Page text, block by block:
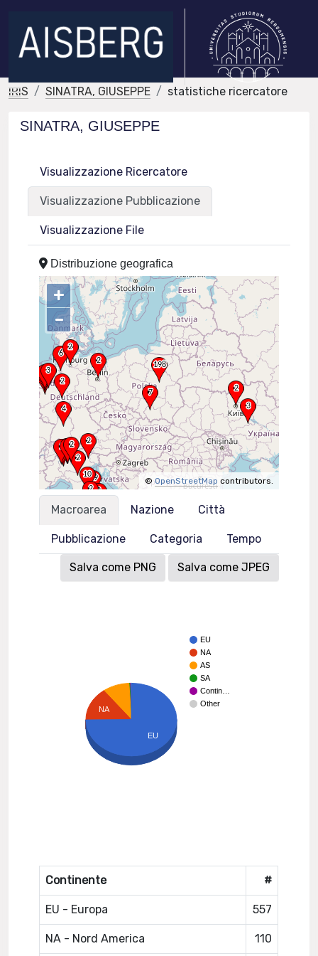
IRIS SINATRA, GIUSEPPE statistiche ricercatore
SINATRA, GIUSEPPE
Visualizzazione Ricercatore
Visualizzazione Pubblicazione
Visualizzazione File
Distribuzione geografica
+
–
©OpenStreetMap contributors.
Macroarea Nazione Città
Pubblicazione Categoria Tempo
Salva come PNG Salva come JPEG
EU
NA
AS
SA
Contin…
Other
NA
EU
Continente #
EU - Europa 557
NA - Nord America 110